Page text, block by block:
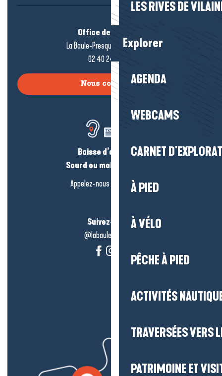
LES RIVES DE
Explorer
AGENDA
WEBCAMS
CARNET
À PIED
À VÉLO
PÊCHE À PIED
ACTIVITÉS
TRAVERSÉES VERS
PATRIMOINE ET
Office de tourisme
La Baule-Presqu’île de Guérande
02 40 24 34 44
Nous contacter
Baisse d’audition ?
Sourd ou malentendant ?
Appelez-nous en
cliquant-ici
Suivez-nous !
@labauleguérande